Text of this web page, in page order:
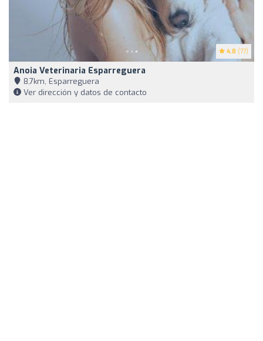
4.8 (77)
Anoia Veterinaria Esparreguera
8,7km, Esparreguera
Ver dirección y datos de contacto